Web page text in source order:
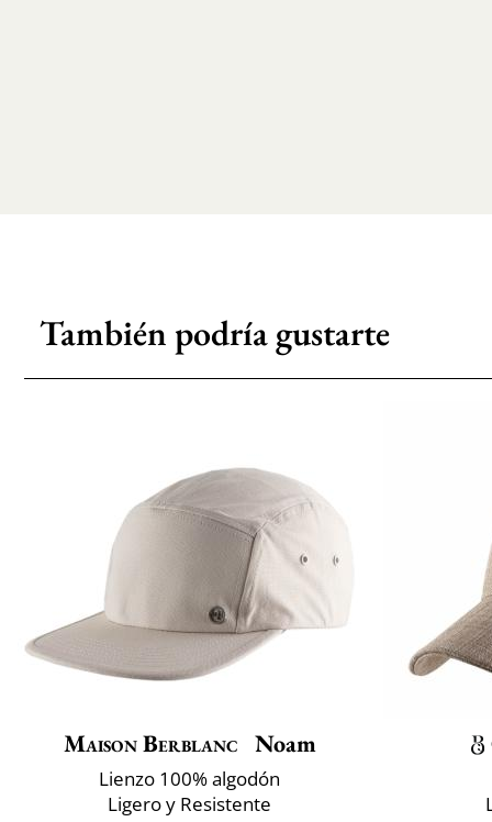
También podría gustarte
Maison Berblanc Noam
Lienzo 100% algodón
Ligero y Resistente